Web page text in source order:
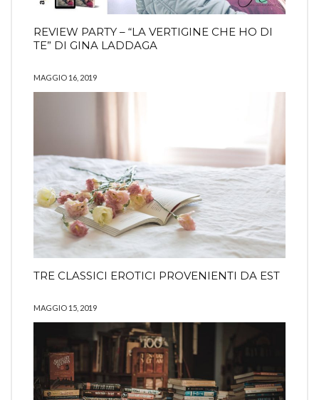
REVIEW PARTY – “LA VERTIGINE CHE HO DI
TE” DI GINA LADDAGA
MAGGIO 16, 2019
TRE CLASSICI EROTICI PROVENIENTI DA EST
MAGGIO 15, 2019